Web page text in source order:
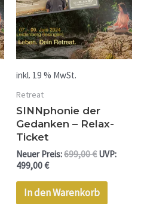
inkl. 19 % MwSt.
Retreat
SINNphonie der
Gedanken – Relax-
Ticket
Neuer Preis:699,00€ UVP:
499,00€
In den Warenkorb